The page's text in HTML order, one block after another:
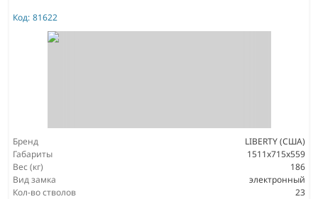
Код: 81622
Бренд
LIBERTY (США)
Габариты
1511х715х559
Вес (кг)
186
Вид замка
электронный
Кол-во стволов
23